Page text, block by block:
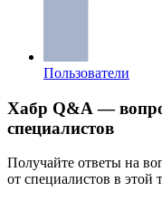
Пользователи
Хабр Q&A —
специалистов
Получайте ответы на
от специалистов в этой